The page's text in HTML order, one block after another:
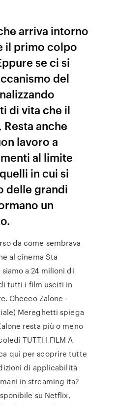
arriva intorno
il primo colpo
se ci si
del
di vita che il
anche
lavoro a
al limite
in cui si
delle grandi
un
da come sembrava
al cinema Sta
a 24 milioni di
tutti i film usciti in
Checco Zalone -
Mereghetti spiega
resta più o meno
TUTTI I FILM A
qui per scoprire tutte
di applicabilità
in streaming ita?
su Netflix,